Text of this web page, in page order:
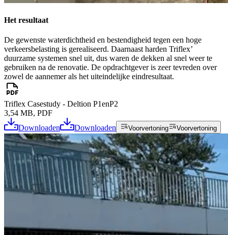
Het resultaat
De gewenste waterdichtheid en bestendigheid tegen een hoge
verkeersbelasting is gerealiseerd. Daarnaast harden Triflex’
duurzame systemen snel uit, dus waren de dekken al snel weer te
gebruiken na de renovatie. De opdrachtgever is zeer tevreden over
zowel de aannemer als het uiteindelijke eindresultaat.
Triflex Casestudy - Deltion P1enP2
3,54 MB, PDF
Downloaden
Downloaden Voorvertoning Voorvertoning